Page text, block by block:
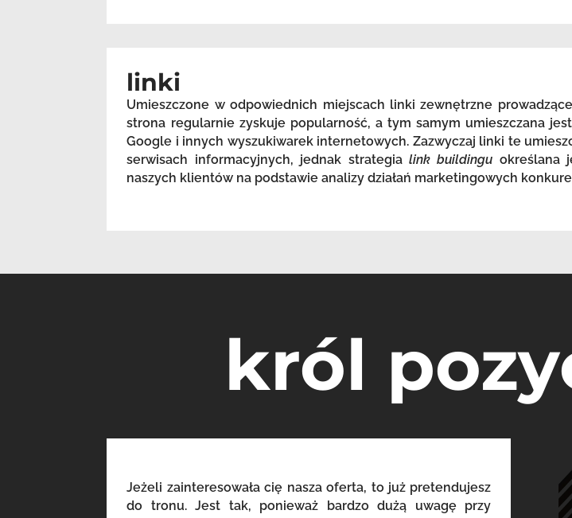
linki
Umieszczone w odpowiednich miejscach linki zewnętrzne
strona regularnie zyskuje popularność, a tym samym umieszczana
Google i innych wyszukiwarek internetowych. Zazwyczaj linki te
serwisach informacyjnych, jednak strategia link buildingu określana
naszych klientów na podstawie analizy działań marketingowych
król
Jeżeli zainteresowała cię nasza oferta, to już pretendujesz
do tronu. Jest tak, ponieważ bardzo dużą uwagę przy